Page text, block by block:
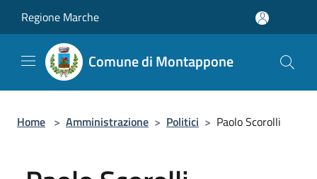
Regione Marche
Comune di Montappone
Home > Amministrazione > Politici > Paolo Scorolli